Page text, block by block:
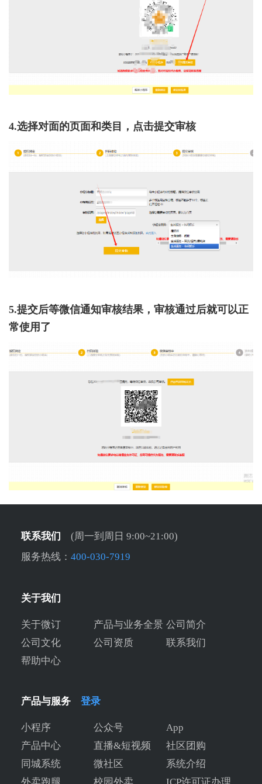
4.选择对面的页面和类目，点击提交审核
5.提交后等微信通知审核结果，审核通过后就可以正
常使用了
联系我们
(周一到周日 9:00~21:00)
服务热线： 400-030-7919
关于我们
关于微订 产品与业务全景 公司简介
公司文化
公司资质
联系我们
帮助中心
产品与服务 登录
小程序 公众号
App
产品中心
直播&短视频
社区团购
同城系统
微社区
系统介绍